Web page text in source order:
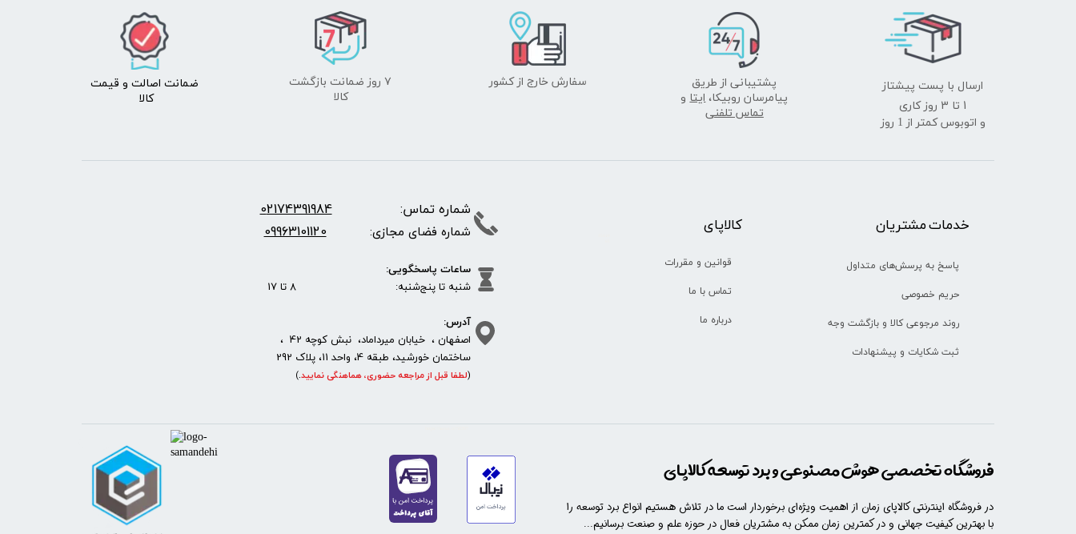
ارسال با پست پیشتاز
​​​​​​​1 تا 3 روز کاری
و اتوبوس کمتر از 1 روز
پشتیبانی از طریق
پیامرسان روبیکا،ایتاو
تماس تلفنی
سفارش خارج از کشور
۷ روز ضمانت بازگشت
​​​​​​​کالا
ضمانت اصالت و قیمت​​​​​​​
کالا ​​​​​​​
خدمات مشتریان
پاسخ به پرسش‌های متداول
حریم خصوصی
روند مرجوعی کالا و بازگشت وجه
ثبت شکایات و پیشنهادات
​​کالاپای
قوانین و مقررات
تماس با ما
درباره ما
فروشگاه تخصصی هوش مصنوعی و برد توسعه کالاپای
در فروشگاه اینترنتی کالاپای زمان از اهمیت ویژه‌ای برخوردار است ما در تلاش هستیم انواع برد توسعه را
با​​​ بهترین کیفیت جهانی و در کمترین زمان ممکن به مشتریان فعال در حوزه علم و صنعت برسانیم...
شماره تماس: 02174391984
شماره فضای مجازی: 09963101120
ساعات پاسخگویی:
شنبه تا پنج‌شنبه: 8 تا 17
آدرس:
اصفهان ، خیابان میرداماد، نبش کوچه 42 ،
ساختمان خورشید، طبقه 4، واحد 11، پلاک 292
(لطفا قبل از مراجعه حضوری، هماهنگی نمایید.
)